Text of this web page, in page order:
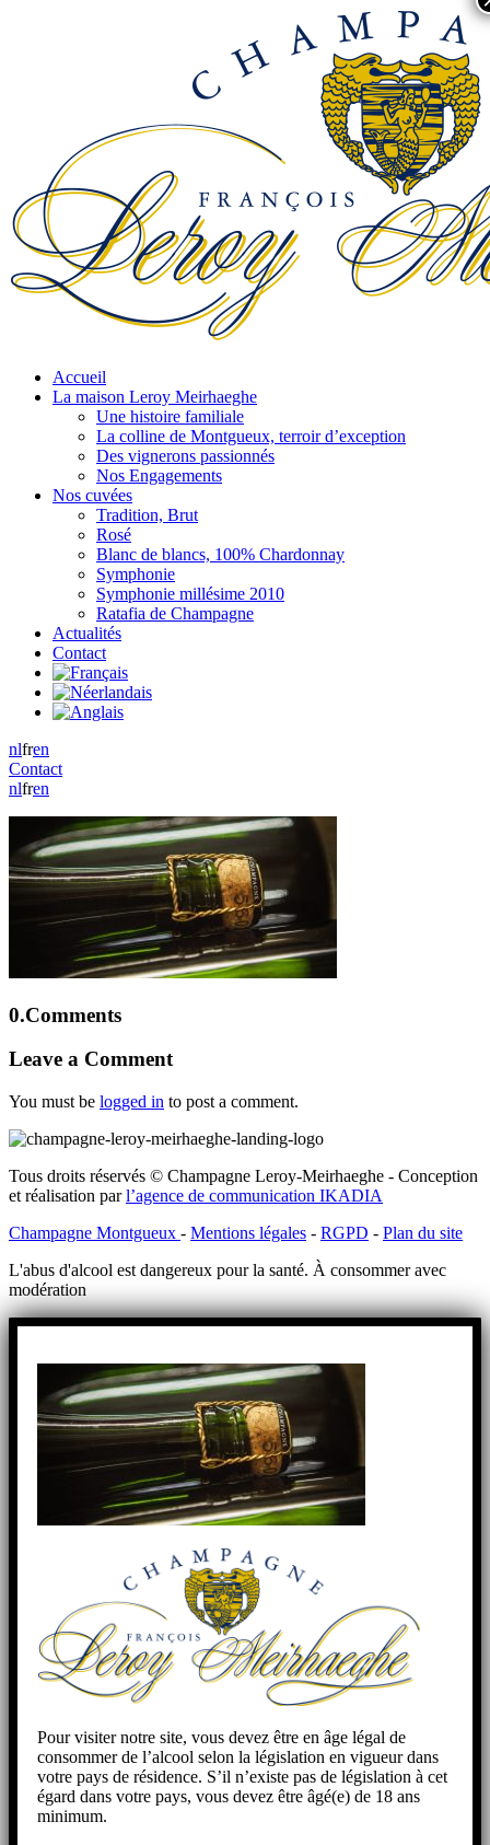
Accueil
La maison Leroy Meirhaeghe
Une histoire familiale
La colline de Montgueux, terroir d’exception
Des vignerons passionnés
Nos Engagements
Nos cuvées
Tradition, Brut
Rosé
Blanc de blancs, 100% Chardonnay
Symphonie
Symphonie millésime 2010
Ratafia de Champagne
Actualités
Contact
nlfren
Contact
nlfren
0.Comments
Leave a Comment
You must be logged in to post a comment.
Tous droits réservés © Champagne Leroy-Meirhaeghe - Conception
et réalisation parl’agence de communication IKADIA
Champagne Montgueux - Mentions légales - RGPD - Plan du site
L'abus d'alcool est dangereux pour la santé. À consommer avec
modération
Pour visiter notre site, vous devez être en âge légal de
consommer de l’alcool selon la législation en vigueur dans
votre pays de résidence. S’il n’existe pas de législation à cet
égard dans votre pays, vous devez être âgé(e) de 18 ans
minimum.